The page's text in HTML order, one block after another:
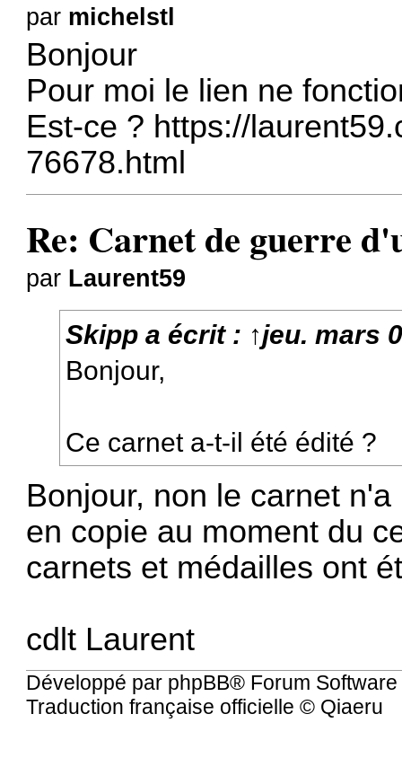
par michelstl
Bonjour
Pour moi le lien ne
Est-ce ? https://
76678.html
Re: Carnet de guerre
par Laurent59
Skipp a écrit : ↑jeu. mars
Bonjour,
Ce carnet a-t-il été édité ?
Bonjour, non le carnet
en copie au moment du
carnets et médailles ont
cdlt Laurent
Développé par phpBB® Forum
Traduction française officielle © Qiaeru